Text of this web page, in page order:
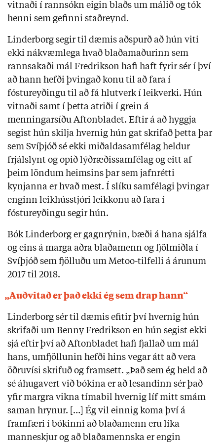
vitnaði í rannsókn eigin blaðs um málið og tók
henni sem gefinni staðreynd.
Linderborg segir til dæmis aðspurð að hún viti
ekki nákvæmlega hvað blaðamaðurinn sem
rannsakaði mál Fredrikson hafi haft fyrir sér í því
að hann hefði þvingað konu til að fara í
fóstureyðingu til að fá hlutverk í leikverki. Hún
vitnaði samt í þetta atriði í grein á
menningarsíðu Aftonbladet. Eftir á að hyggja
segist hún skilja hvernig hún gat skrifað þetta þar
sem Svíþjóð sé ekki miðaldasamfélag heldur
frjálslynt og opið lýðræðissamfélag og eitt af
þeim löndum heimsins þar sem jafnrétti
kynjanna er hvað mest. Í slíku samfélagi þvingar
enginn leikhússtjóri leikkonu að fara í
fóstureyðingu segir hún.
Bók Linderborg er gagnrýnin, bæði á hana sjálfa
og eins á marga aðra blaðamenn og fjölmiðla í
Svíþjóð sem fjölluðu um Metoo-tilfelli á árunum
2017 til 2018.
„Auðvitað er það ekki ég sem drap hann“
Linderborg sér til dæmis efitir því hvernig hún
skrifaði um Benny Fredrikson en hún segist ekki
sjá eftir því að Aftonbladet hafi fjallað um mál
hans, umfjöllunin hefði hins vegar átt að vera
öðruvísi skrifuð og framsett. „Það sem ég held að
sé áhugavert við bókina er að lesandinn sér það
yfir margra vikna tímabil hvernig líf mitt smám
saman hrynur. […] Ég vil einnig koma því á
framfæri í bókinni að blaðamenn eru líka
manneskjur og að blaðamennska er engin